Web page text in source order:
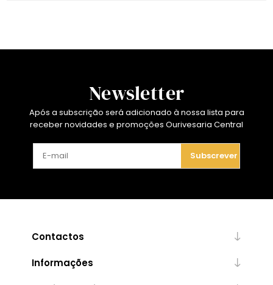
Newsletter
Após a subscrição será adicionado à nossa lista para
receber novidades e promoções Ourivesaria Central
Subscrever
Contactos
Informações